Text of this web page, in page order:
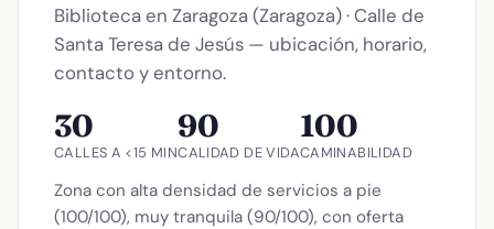
Biblioteca en Zaragoza (Zaragoza) · Calle de
Santa Teresa de Jesús — ubicación, horario,
contacto y entorno.
30
CALLES A <15 MIN
90
CALIDAD DE VIDA
100
CAMINABILIDAD
Zona con alta densidad de servicios a pie
(100/100), muy tranquila (90/100), con oferta